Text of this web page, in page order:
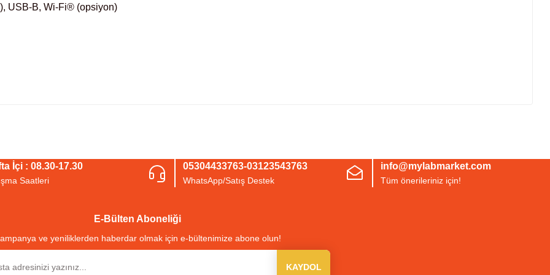
USB-B, Wi-Fi® (opsiyon)
İçi : 08.30-17.30
Saatleri
05304433763-03123543763
WhatsApp/Satış Destek
info@mylabmarket.com
Tüm önerileriniz için!
E-Bülten Aboneliği
ve yeniliklerden haberdar olmak için e-bültenimize abone olun!
KAYDOL